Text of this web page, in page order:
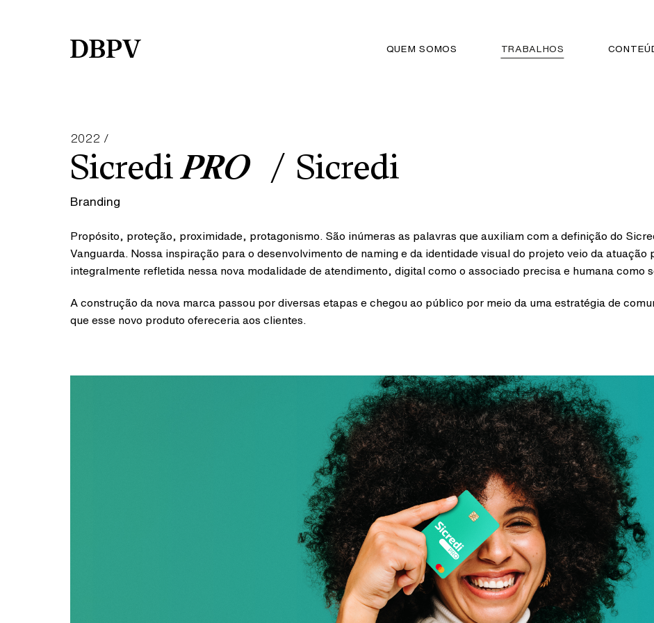
QUEM SOMOS TRABALHOS
2022 /
SicrediPRO Sicredi
Branding
Propósito, proteção, proximidade, protagonismo. São inúmeras as palavras que auxiliam com a definição do
Vanguarda. Nossa inspiração para o desenvolvimento de naming e da identidade visual do projeto veio da
integralmente refletida nessa nova modalidade de atendimento, digital como o associado precisa e humana como
A construção da nova marca passou por diversas etapas e chegou ao público por meio da uma estratégia de
que esse novo produto ofereceria aos clientes.